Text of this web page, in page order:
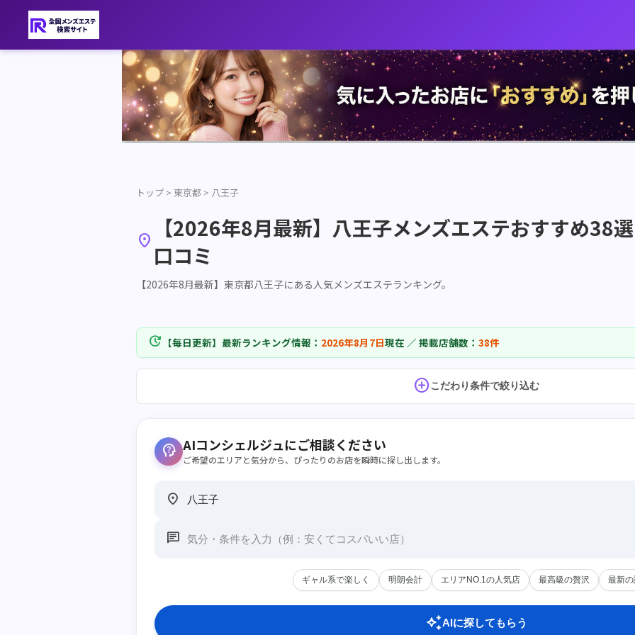
トップ > 東京都 > 八王子

【2026年8月最新】八王子メンズエステおすすめ38
口コミ
【2026年8月最新】東京都八王子にある人気メンズエステランキング。
update 【毎日更新】最新ランキング情報： 2026年8月7日現在 ／ 掲載店舗数： 38件
add_circleこだわり条件で絞り込む
psychology_alt AIコンシェルジュにご相談ください
ご希望のエリアと気分から、ぴったりのお店を瞬時に探し出します。
location_on
chat
ギャル系で楽しく 明朗会計 エリアNO.1の人気店 最高級の贅沢 最新
auto_awesomeAIに探してもらう